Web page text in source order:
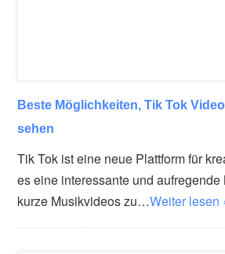
Beste Möglichkeiten, Tik Tok
sehen
Tik Tok ist eine neue Plattform für
es eine interessante und
kurze Musikvideos zu…Weiter lesen